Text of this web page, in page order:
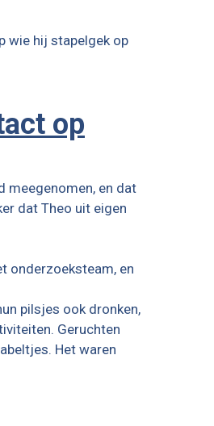
wie hij stapelgek op
op
meegenomen, en dat
dat Theo uit eigen
onderzoeksteam, en
pilsjes ook dronken,
Geruchten
Het waren